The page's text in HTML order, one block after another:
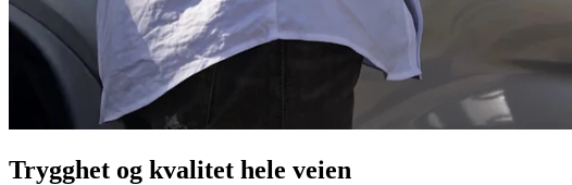
Trygghet og kvalitet hele veien